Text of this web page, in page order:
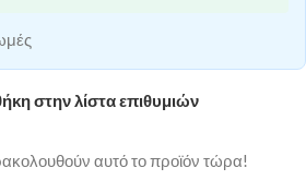
στην λίστα επιθυμιών
αυτό το προϊόν τώρα!